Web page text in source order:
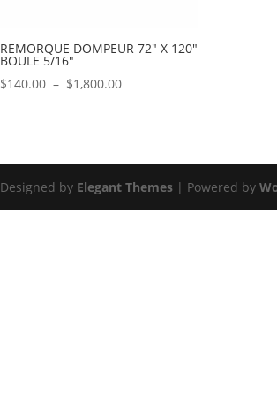
REMORQUE DOMPEUR 72″ X 120″
BOULE 5/16″
$140.00 – $1,800.00Plage
à
$1,800.00
Designed by Elegant Themes | Powered by